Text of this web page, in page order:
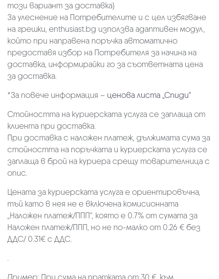
този вариант за доставка)
За улеснение на Потребителите и с цел избягване
на грешки, enthusiast.bg използва адаптивен модул,
който при направена поръчка автоматично
предоставя избор на Потребителя за начина на
доставка, информирайки го за съответната цена
за доставка.
*За повече информация – ценова листа „Спиди“
Стойността на куриерската услуга се заплаща от
клиента при доставка.
При доставка с наложен платеж, дължимата сума за
стойността на поръчката и куриерската услуга се
заплаща в брой на куриера срещу товарителница с
опис.
Цената за куриерската услуга е ориентировъчна,
тъй като в нея не е включена комисионната
„Наложен платеж/ППП“, която е 0.7% от сумата за
Наложен платеж/ППП, но не по-малко от 0.26 € без
ДДС/ 0.31€ с ДДС.
.